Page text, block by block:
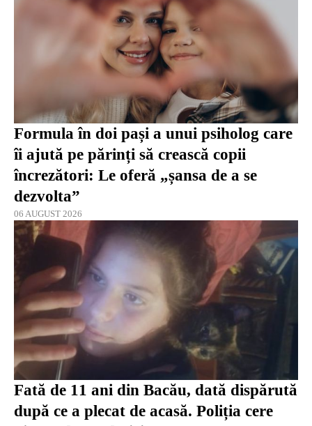
Formula în doi pași a unui psiholog care
îi ajută pe părinți să crească copii
încrezători: Le oferă „șansa de a se
dezvolta”
06 AUGUST 2026
Fată de 11 ani din Bacău, dată dispărută
după ce a plecat de acasă. Poliția cere